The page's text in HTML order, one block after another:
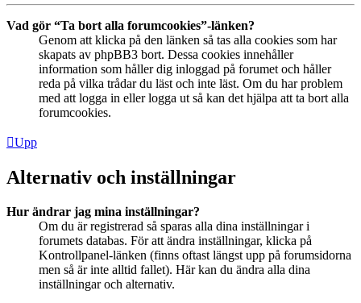
Vad gör “Ta bort alla forumcookies”-länken?
Genom att klicka på den länken så tas alla cookies som har
skapats av phpBB3 bort. Dessa cookies innehåller
information som håller dig inloggad på forumet och håller
reda på vilka trådar du läst och inte läst. Om du har problem
med att logga in eller logga ut så kan det hjälpa att ta bort alla
forumcookies.
Upp
Alternativ och inställningar
Hur ändrar jag mina inställningar?
Om du är registrerad så sparas alla dina inställningar i
forumets databas. För att ändra inställningar, klicka på
Kontrollpanel-länken (finns oftast längst upp på forumsidorna
men så är inte alltid fallet). Här kan du ändra alla dina
inställningar och alternativ.